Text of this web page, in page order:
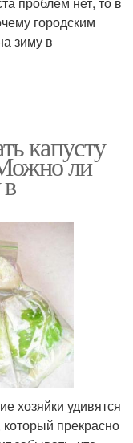
городским
зиму в
капусту
ли
хозяйки удивятся
прекрасно